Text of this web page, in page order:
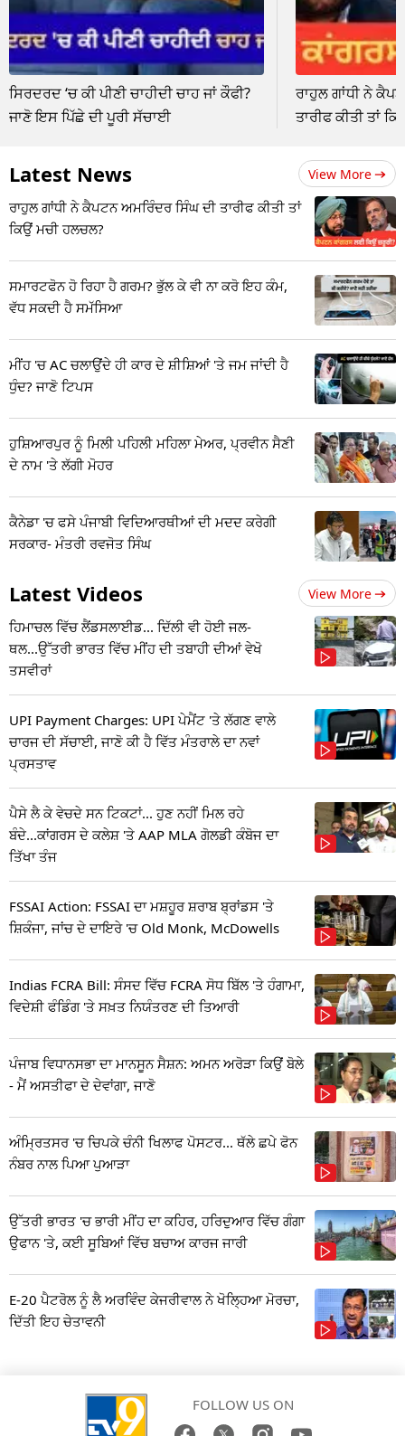
ਸਿਰਦਰਦ ‘ਚ ਕੀ ਪੀਣੀ ਚਾਹੀਦੀ ਚਾਹ ਜਾਂ ਕੌਫੀ?
ਜਾਣੋ ਇਸ ਪਿੱਛੇ ਦੀ ਪੂਰੀ ਸੱਚਾਈ
ਰਾਹੁਲ ਗਾਂਧੀ ਨੇ
ਤਾਰੀਫ ਕੀਤੀ ਤਾਂ
Latest News View More
ਰਾਹੁਲ ਗਾਂਧੀ ਨੇ ਕੈਪਟਨ ਅਮਰਿੰਦਰ ਸਿੰਘ ਦੀ ਤਾਰੀਫ ਕੀਤੀ ਤਾਂ
ਕਿਉਂ ਮਚੀ ਹਲਚਲ?
ਸਮਾਰਟਫੋਨ ਹੋ ਰਿਹਾ ਹੈ ਗਰਮ? ਭੁੱਲ ਕੇ ਵੀ ਨਾ ਕਰੋ ਇਹ ਕੰਮ,
ਵੱਧ ਸਕਦੀ ਹੈ ਸਮੱਸਿਆ
ਮੀਂਹ 'ਚ AC ਚਲਾਉਂਦੇ ਹੀ ਕਾਰ ਦੇ ਸ਼ੀਸ਼ਿਆਂ 'ਤੇ ਜਮ ਜਾਂਦੀ ਹੈ
ਧੁੰਦ? ਜਾਣੋ ਟਿਪਸ
ਹੁਸ਼ਿਆਰਪੁਰ ਨੂੰ ਮਿਲੀ ਪਹਿਲੀ ਮਹਿਲਾ ਮੇਅਰ, ਪ੍ਰਵੀਨ ਸੈਣੀ
ਦੇ ਨਾਮ 'ਤੇ ਲੱਗੀ ਮੋਹਰ
ਕੈਨੇਡਾ 'ਚ ਫਸੇ ਪੰਜਾਬੀ ਵਿਦਿਆਰਥੀਆਂ ਦੀ ਮਦਦ ਕਰੇਗੀ
ਸਰਕਾਰ- ਮੰਤਰੀ ਰਵਜੋਤ ਸਿੰਘ
Latest Videos View More
ਹਿਮਾਚਲ ਵਿੱਚ ਲੈਂਡਸਲਾਈਡ... ਦਿੱਲੀ ਵੀ ਹੋਈ ਜਲ-
ਥਲ...ਉੱਤਰੀ ਭਾਰਤ ਵਿੱਚ ਮੀਂਹ ਦੀ ਤਬਾਹੀ ਦੀਆਂ ਵੇਖੋ
ਤਸਵੀਰਾਂ
UPI Payment Charges: UPI ਪੇਮੈਂਟ 'ਤੇ ਲੱਗਣ ਵਾਲੇ
ਚਾਰਜ ਦੀ ਸੱਚਾਈ, ਜਾਣੋ ਕੀ ਹੈ ਵਿੱਤ ਮੰਤਰਾਲੇ ਦਾ ਨਵਾਂ
ਪ੍ਰਸਤਾਵ
ਪੈਸੇ ਲੈ ਕੇ ਵੇਚਦੇ ਸਨ ਟਿਕਟਾਂ... ਹੁਣ ਨਹੀਂ ਮਿਲ ਰਹੇ
ਬੰਦੇ...ਕਾਂਗਰਸ ਦੇ ਕਲੇਸ਼ 'ਤੇ AAP MLA ਗੋਲਡੀ ਕੰਬੋਜ ਦਾ
ਤਿੱਖਾ ਤੰਜ
FSSAI Action: FSSAI ਦਾ ਮਸ਼ਹੂਰ ਸ਼ਰਾਬ ਬ੍ਰਾਂਡਸ 'ਤੇ
ਸ਼ਿਕੰਜਾ, ਜਾਂਚ ਦੇ ਦਾਇਰੇ 'ਚ Old Monk, McDowells
Indias FCRA Bill: ਸੰਸਦ ਵਿੱਚ FCRA ਸੋਧ ਬਿੱਲ 'ਤੇ ਹੰਗਾਮਾ,
ਵਿਦੇਸ਼ੀ ਫੰਡਿੰਗ 'ਤੇ ਸਖ਼ਤ ਨਿਯੰਤਰਣ ਦੀ ਤਿਆਰੀ
ਪੰਜਾਬ ਵਿਧਾਨਸਭਾ ਦਾ ਮਾਨਸੂਨ ਸੈਸ਼ਨ: ਅਮਨ ਅਰੋੜਾ ਕਿਉਂ ਬੋਲੇ
- ਮੈਂ ਅਸਤੀਫਾ ਦੇ ਦੇਵਾਂਗਾ, ਜਾਣੋ
ਅੰਮ੍ਰਿਤਸਰ 'ਚ ਚਿਪਕੇ ਚੰਨੀ ਖਿਲਾਫ ਪੋਸਟਰ... ਥੱਲੇ ਛਪੇ ਫੋਨ
ਨੰਬਰ ਨਾਲ ਪਿਆ ਪੁਆੜਾ
ਉੱਤਰੀ ਭਾਰਤ 'ਚ ਭਾਰੀ ਮੀਂਹ ਦਾ ਕਹਿਰ, ਹਰਿਦੁਆਰ ਵਿੱਚ ਗੰਗਾ
ਉਫਾਨ 'ਤੇ, ਕਈ ਸੂਬਿਆਂ ਵਿੱਚ ਬਚਾਅ ਕਾਰਜ ਜਾਰੀ
E-20 ਪੈਟਰੋਲ ਨੂੰ ਲੈ ਅਰਵਿੰਦ ਕੇਜਰੀਵਾਲ ਨੇ ਖੋਲ੍ਹਿਆ ਮੋਰਚਾ,
ਦਿੱਤੀ ਇਹ ਚੇਤਾਵਨੀ
FOLLOW US ON